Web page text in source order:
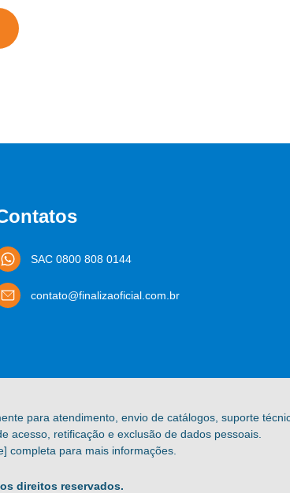
SAC 0800 808 0144
contato@finalizaoficial.com.br
para atendimento, envio de catálogos, suporte
acesso, retificação e exclusão de dados pessoais.
completa para mais informações.
direitos reservados.